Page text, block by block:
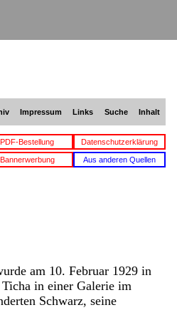
Impressum Links Suche Inhalt
PDF-Bestellung Datenschutzerklärung
Bannerwerbung Aus anderen Quellen
am 10. Februar 1929 in
in einer Galerie im
Schwarz, seine